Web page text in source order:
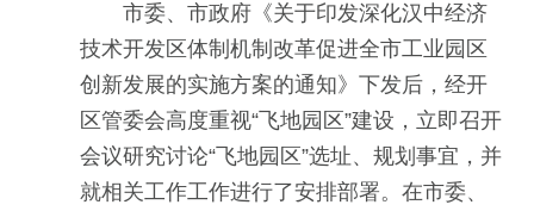
市委、市政府《关于印发深化汉中经济
技术开发区体制机制改革促进全市工业园区
创新发展的实施方案的通知》下发后，经开
区管委会高度重视“飞地园区”建设，立即召开
会议研究讨论“飞地园区”选址、规划事宜，并
就相关工作工作进行了安排部署。在市委、